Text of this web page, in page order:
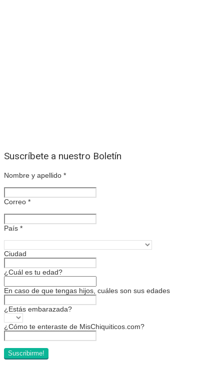
Suscríbete a nuestro Boletín
Nombre y apellido *
Correo *
País *
Ciudad
¿Cuál es tu edad?
En caso de que tengas hijos, cuáles son sus edades
¿Estás embarazada?
¿Cómo te enteraste de MisChiquiticos.com?